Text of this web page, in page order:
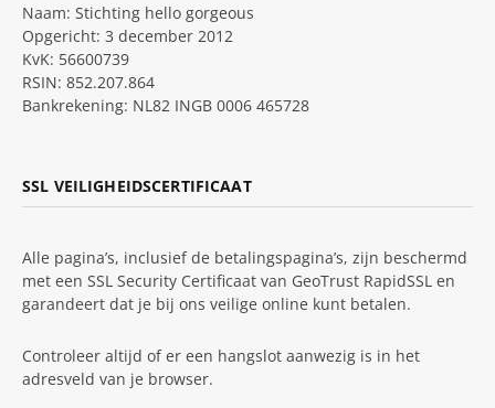
Naam: Stichting hello gorgeous
Opgericht: 3 december 2012
KvK: 56600739
RSIN: 852.207.864
Bankrekening: NL82 INGB 0006 465728
SSL VEILIGHEIDSCERTIFICAAT
Alle pagina’s, inclusief de betalingspagina’s, zijn beschermd
met een SSL Security Certificaat van GeoTrust RapidSSL en
garandeert dat je bij ons veilige online kunt betalen.
Controleer altijd of er een hangslot aanwezig is in het
adresveld van je browser.